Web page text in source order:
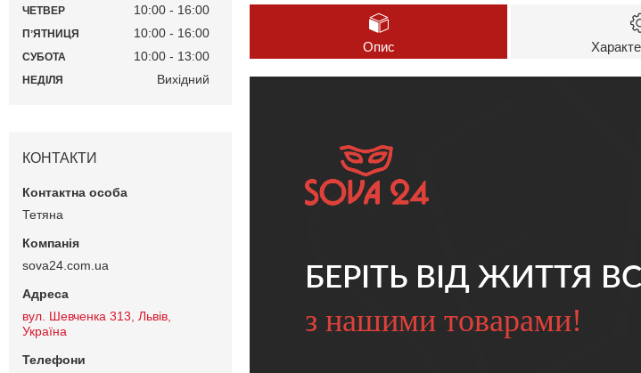
Опис
БЕРІТЬ ВІД ЖИТТЯ
з нашими товарами!
ЧЕТВЕР 10:00 16:00
ПʼЯТНИЦЯ 10:00 16:00
СУБОТА 10:00 13:00
НЕДІЛЯ Вихідний
КОНТАКТИ
Тетяна
sova24.com.ua
вул. Шевченка 313, Львів,
Україна